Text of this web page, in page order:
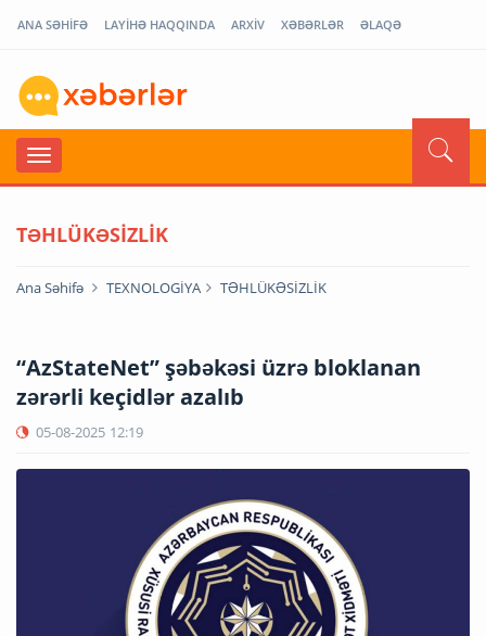
ANA SƏHİFƏ LAYİHƏ HAQQINDA ARXİV XƏBƏRLƏR ƏLAQƏ
TƏHLÜKƏSİZLİK
Ana Səhifə TEXNOLOGİYA TƏHLÜKƏSİZLİK
“AzStateNet” şəbəkəsi üzrə bloklanan
zərərli keçidlər azalıb
05-08-2025 12:19